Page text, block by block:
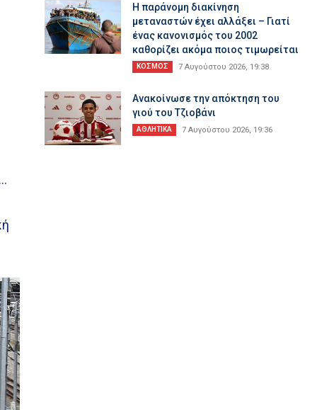
Η παράνομη διακίνηση
μεταναστών έχει αλλάξει – Γιατί
ένας κανονισμός του 2002
καθορίζει ακόμα ποιος τιμωρείται
ΚΟΣΜΟΣ 7 Αυγούστου 2026, 19:38
Ανακοίνωσε την απόκτηση του
γιού του Τζιοβάνι
ΑΘΛΗΤΙΚΑ 7 Αυγούστου 2026, 19:36